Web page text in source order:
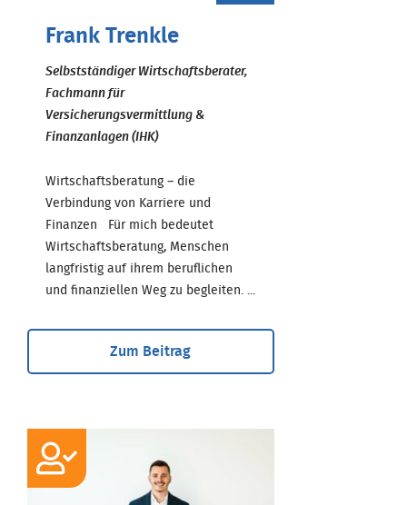
Frank Trenkle
Selbstständiger Wirtschaftsberater,
Fachmann für
Versicherungsvermittlung &
Finanzanlagen (IHK)
Wirtschaftsberatung – die
Verbindung von Karriere und
Finanzen Für mich bedeutet
Wirtschaftsberatung, Menschen
langfristig auf ihrem beruflichen
und finanziellen Weg zu begleiten. ...
Zum Beitrag